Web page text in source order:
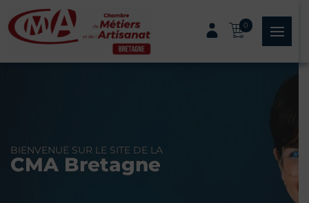
Panneau de gestion des cookies
0
menu
BIENVENUE SUR LE SITE DE LA
CMA Bretagne